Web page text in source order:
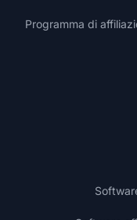
Programma di